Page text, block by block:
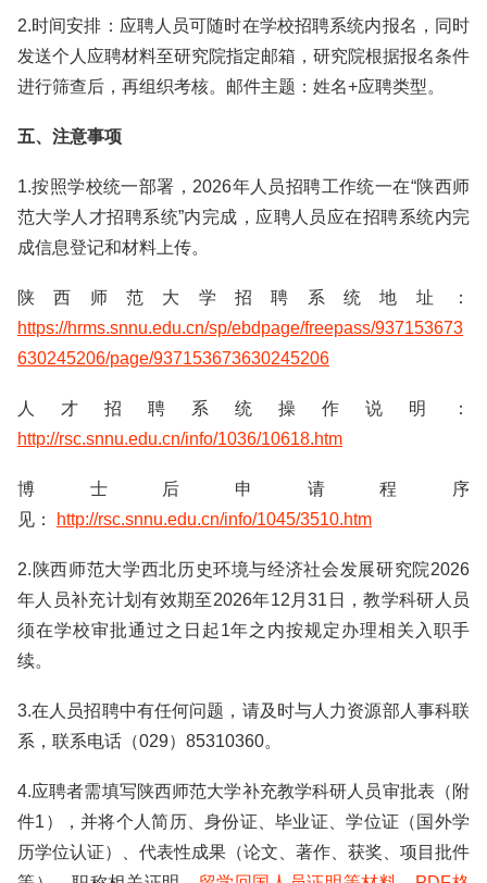
2.时间安排：应聘人员可随时在学校招聘系统内报名，同时
发送个人应聘材料至研究院指定邮箱，研究院根据报名条件
进行筛查后，再组织考核。邮件主题：姓名+应聘类型。
五、注意事项
1.按照学校统一部署，2026年人员招聘工作统一在“陕西师
范大学人才招聘系统”内完成，应聘人员应在招聘系统内完
成信息登记和材料上传。
陕西师范大学招聘系统地址：
https://hrms.snnu.edu.cn/sp/ebdpage/freepass/937153673
630245206/page/937153673630245206
人才招聘系统操作说明：
http://rsc.snnu.edu.cn/info/1036/10618.htm
博士后申请程序
见：
http://rsc.snnu.edu.cn/info/1045/3510.htm
2.陕西师范大学西北历史环境与经济社会发展研究院2026
年人员补充计划有效期至2026年12月31日，教学科研人员
须在学校审批通过之日起1年之内按规定办理相关入职手
续。
3.在人员招聘中有任何问题，请及时与人力资源部人事科联
系，联系电话（029）85310360。
4.应聘者需填写陕西师范大学补充教学科研人员审批表（附
件1），并将个人简历、身份证、毕业证、学位证（国外学
历学位认证）、代表性成果（论文、著作、获奖、项目批件